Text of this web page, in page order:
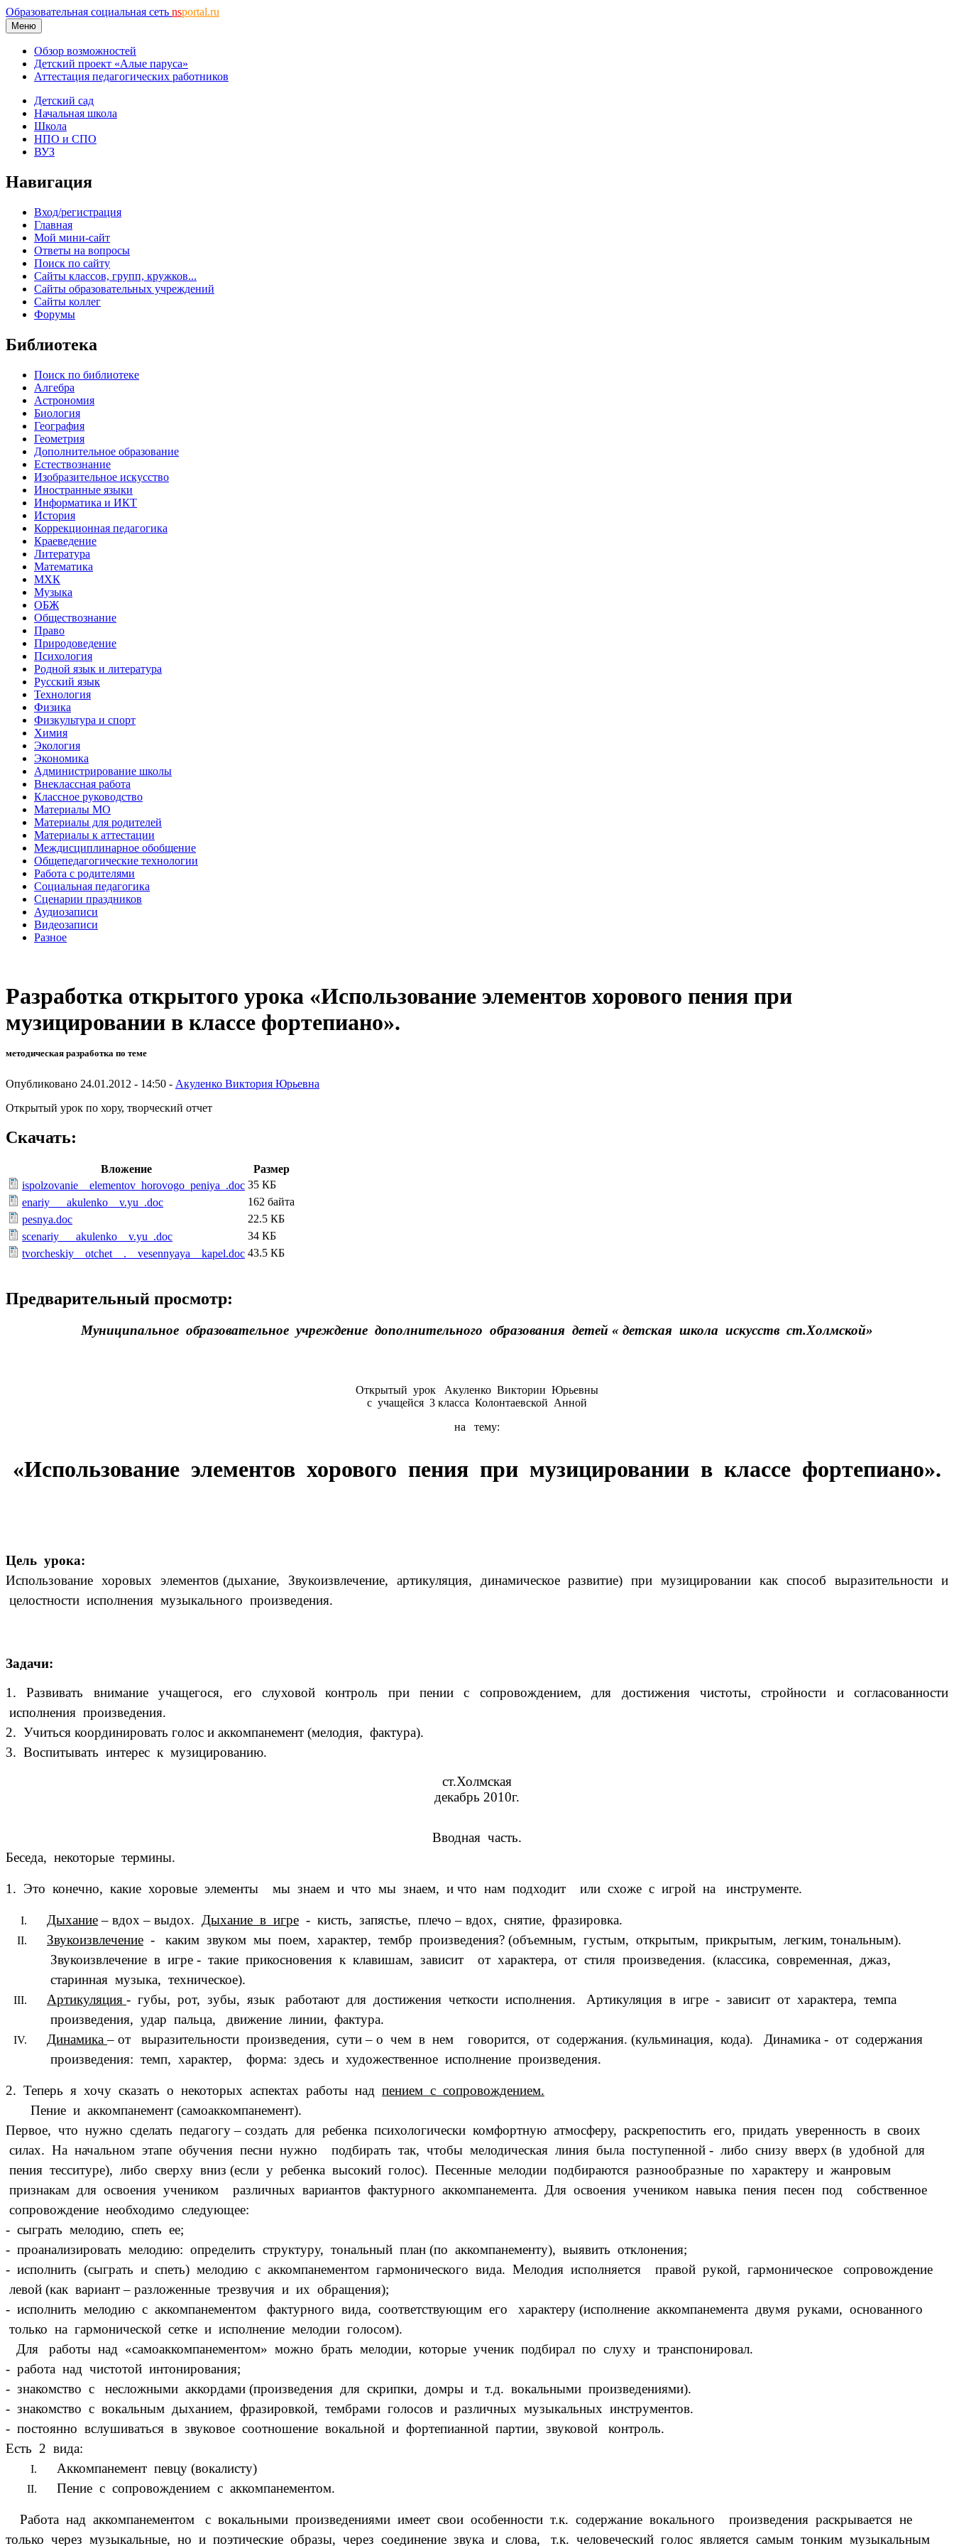
Образовательная социальная сеть nsportal.ru
Меню
Обзор возможностей
Детский проект «Алые паруса»
Аттестация педагогических работников
Детский сад
Начальная школа
Школа
НПО и СПО
ВУЗ
Навигация
Вход/регистрация
Главная
Мой мини-сайт
Ответы на вопросы
Поиск по сайту
Сайты классов, групп, кружков...
Сайты образовательных учреждений
Сайты коллег
Форумы
Библиотека
Поиск по библиотеке
Алгебра
Астрономия
Биология
География
Геометрия
Дополнительное образование
Естествознание
Изобразительное искусство
Иностранные языки
Информатика и ИКТ
История
Коррекционная педагогика
Краеведение
Литература
Математика
МХК
Музыка
ОБЖ
Обществознание
Право
Природоведение
Психология
Родной язык и литература
Русский язык
Технология
Физика
Физкультура и спорт
Химия
Экология
Экономика
Администрирование школы
Внеклассная работа
Классное руководство
Материалы МО
Материалы для родителей
Материалы к аттестации
Междисциплинарное обобщение
Общепедагогические технологии
Работа с родителями
Социальная педагогика
Сценарии праздников
Аудиозаписи
Видеозаписи
Разное
Разработка открытого урока «Использование элементов хорового пения при
музицировании в классе фортепиано».
методическая разработка по теме
Опубликовано 24.01.2012 - 14:50 - Акуленко Виктория Юрьевна
Открытый урок по хору, творческий отчет
Скачать:
Вложение
Размер
ispolzovanie__elementov_horovogo_peniya_.doc 35 КБ
enariy___akulenko__v.yu_.doc
162 байта
pesnya.doc
22.5 КБ
scenariy___akulenko__v.yu_.doc
34 КБ
tvorcheskiy__otchet__.__vesennyaya__kapel.doc 43.5 КБ
Предварительный просмотр:
Муниципальное образовательное учреждение дополнительного образования детей « детская школа искусств ст.Холмской»
Открытый урок Акуленко Виктории Юрьевны
с учащейся 3 класса Колонтаевской Анной
на тему:
«Использование элементов хорового пения при музицировании в классе фортепиано».
Цель урока:
Использование хоровых элементов (дыхание, Звукоизвлечение, артикуляция, динамическое развитие) при музицировании как способ выразительности и
целостности исполнения музыкального произведения.
Задачи:
1. Развивать внимание учащегося, его слуховой контроль при пении с сопровождением, для достижения чистоты, стройности и согласованности
исполнения произведения.
2. Учиться координировать голос и аккомпанемент (мелодия, фактура).
3. Воспитывать интерес к музицированию.
ст.Холмская
декабрь 2010г.
Вводная часть.
Беседа, некоторые термины.
1. Это конечно, какие хоровые элементы мы знаем и что мы знаем, и что нам подходит или схоже с игрой на инструменте.
Дыхание– вдох – выдох. Дыхание в игре - кисть, запястье, плечо – вдох, снятие, фразировка.
Звукоизвлечение - каким звуком мы поем, характер, тембр произведения? (объемным, густым, открытым, прикрытым, легким, тональным).
Звукоизвлечение в игре - такие прикосновения к клавишам, зависит от характера, от стиля произведения. (классика, современная, джаз,
старинная музыка, техническое).
Артикуляция - губы, рот, зубы, язык работают для достижения четкости исполнения. Артикуляция в игре - зависит от характера, темпа
произведения, удар пальца, движение линии, фактура.
Динамика– от выразительности произведения, сути – о чем в нем говорится, от содержания. (кульминация, кода). Динамика - от содержания
произведения: темп, характер, форма: здесь и художественное исполнение произведения.
2. Теперь я хочу сказать о некоторых аспектах работы над пением с сопровождением.
Пение и аккомпанемент (самоаккомпанемент).
Первое, что нужно сделать педагогу – создать для ребенка психологически комфортную атмосферу, раскрепостить его, придать уверенность в своих
силах. На начальном этапе обучения песни нужно подбирать так, чтобы мелодическая линия была поступенной - либо снизу вверх (в удобной для
пения тесситуре), либо сверху вниз (если у ребенка высокий голос). Песенные мелодии подбираются разнообразные по характеру и жанровым
признакам для освоения учеником различных вариантов фактурного аккомпанемента. Для освоения учеником навыка пения песен под собственное
сопровождение необходимо следующее:
- сыграть мелодию, спеть ее;
- проанализировать мелодию: определить структуру, тональный план (по аккомпанементу), выявить отклонения;
- исполнить (сыграть и спеть) мелодию с аккомпанементом гармонического вида. Мелодия исполняется правой рукой, гармоническое сопровождение
левой (как вариант – разложенные трезвучия и их обращения);
- исполнить мелодию с аккомпанементом фактурного вида, соответствующим его характеру (исполнение аккомпанемента двумя руками, основанного
только на гармонической сетке и исполнение мелодии голосом).
Для работы над «самоаккомпанементом» можно брать мелодии, которые ученик подбирал по слуху и транспонировал.
- работа над чистотой интонирования;
- знакомство с несложными аккордами (произведения для скрипки, домры и т.д. вокальными произведениями).
- знакомство с вокальным дыханием, фразировкой, тембрами голосов и различных музыкальных инструментов.
- постоянно вслушиваться в звуковое соотношение вокальной и фортепианной партии, звуковой контроль.
Есть 2 вида:
Аккомпанемент певцу (вокалисту)
Пение с сопровождением с аккомпанементом.
Работа над аккомпанементом с вокальными произведениями имеет свои особенности т.к. содержание вокального произведения раскрывается не
только через музыкальные, но и поэтические образы, через соединение звука и слова, т.к. человеческий голос является самым тонким музыкальным